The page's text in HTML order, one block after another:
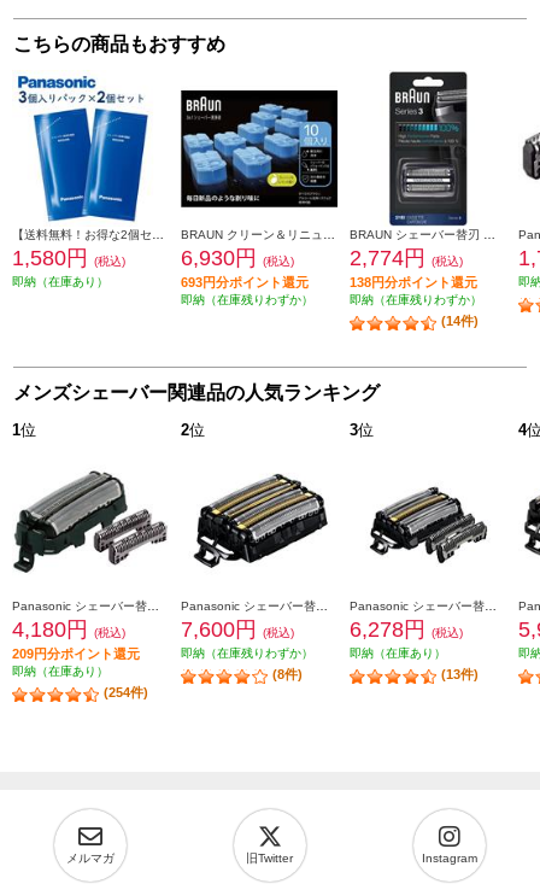
こちらの商品もおすすめ
1,580円
(税込)
即納（在庫あり）
6,930円 (税込)
693円分ポイント還元
即納（在庫残りわずか）
2,774円 (税込)
138円分ポイント還元
即納（在庫残りわずか）
(14件)
即
メンズシェーバー関連品の人気ランキング
1位
4,180円 (税込)
209円分ポイント還元
即納（在庫あり）
(254件)
2位
7,600円
(税込)
即納（在庫残りわずか）
(8件)
3位
6,278円
(税込)
即納（在庫あり）
(13件)
4
即
メルマガ 旧Twitter Instagram